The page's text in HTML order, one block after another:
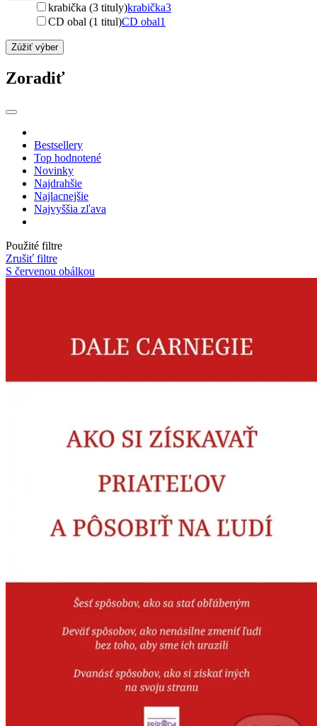
krabička (3 tituly)krabička3
CD obal (1 titul)CD obal1
Zúžiť výber
Zoradiť
Bestsellery
Top hodnotené
Novinky
Najdrahšie
Najlacnejšie
Najvyššia zľava
Použité filtre
Zrušiť filtre
S červenou obálkou